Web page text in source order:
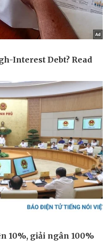
Quân sự - Quốc phòng
Vũ khí
Việt Nam
Phân tích